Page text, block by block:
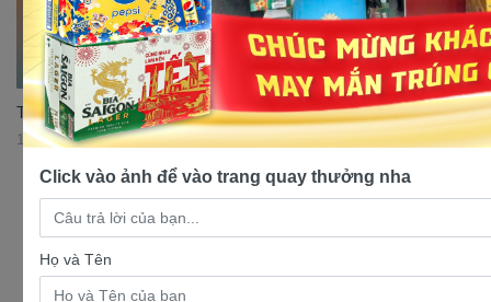
Top 3 mẫu xe Cub 50cc đáng mua nhất thị trường
17/07/2023 11:30:37
Click vào ảnh để vào trang quay thưởng nha
Họ và Tên